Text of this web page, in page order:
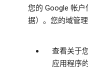
您的 Google 帐
据）。您的域管
查看关于
应用程序